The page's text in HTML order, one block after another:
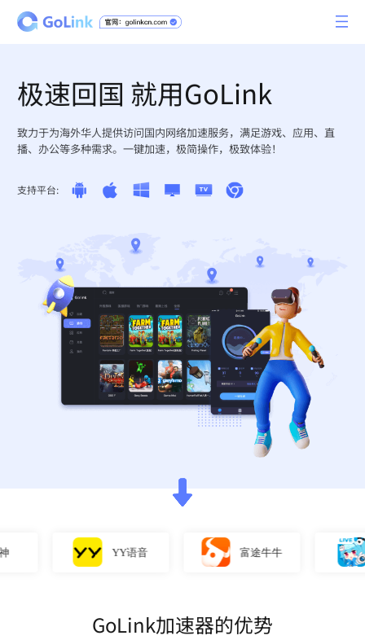
极速回国 就用GoLink
致力于为海外华人提供访问国内网络加速服务，满足游戏、应用、直
播、办公等多种需求。一键加速，极简操作，极致体验！
支持平台:
YY语音 富途牛牛
GoLink加速器的优势